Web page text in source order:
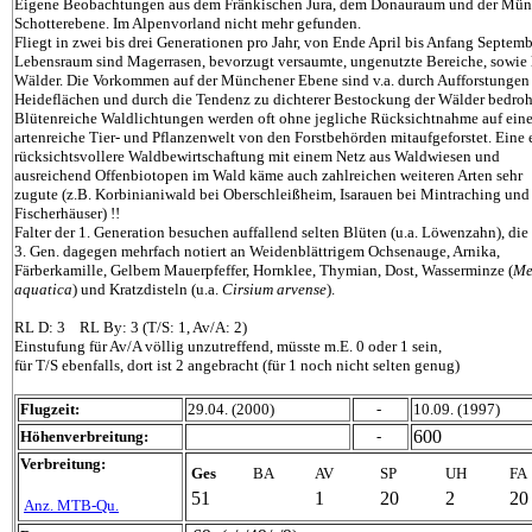
Eigene Beobachtungen aus dem Fränkischen Jura, dem Donauraum und der
Schotterebene. Im Alpenvorland nicht mehr gefunden.
Fliegt in zwei bis drei Generationen pro Jahr, von Ende April bis Anfang
Lebensraum sind Magerrasen, bevorzugt versaumte, ungenutzte Bereiche,
Wälder. Die Vorkommen auf der Münchener Ebene sind v.a. durch Aufforstungen
Heideflächen und durch die Tendenz zu dichterer Bestockung der Wälder
Blütenreiche Waldlichtungen werden oft ohne jegliche Rücksichtnahme auf eine
artenreiche Tier- und Pflanzenwelt von den Forstbehörden mitaufgeforstet. Eine
rücksichtsvollere Waldbewirtschaftung mit einem Netz aus Waldwiesen und
ausreichend Offenbiotopen im Wald käme auch zahlreichen weiteren Arten sehr
zugute (z.B. Korbinianiwald bei Oberschleißheim, Isarauen bei Mintraching und
Fischerhäuser) !!
Falter der 1. Generation besuchen auffallend selten Blüten (u.a. Löwenzahn), die
3. Gen. dagegen mehrfach notiert an Weidenblättrigem Ochsenauge, Arnika,
Färberkamille, Gelbem Mauerpfeffer, Hornklee, Thymian, Dost, Wasserminze (
aquatica) und Kratzdisteln (u.a. Cirsium arvense).
RL D: 3 RL By: 3 (T/S: 1, Av/A: 2)
Einstufung für Av/A völlig unzutreffend, müsste m.E. 0 oder 1 sein,
für T/S ebenfalls, dort ist 2 angebracht (für 1 noch nicht selten genug)
Flugzeit: 29.04. (2000) -
10.09. (1997)
Höhenverbreitung:
- 600
Verbreitung:
Anz. MTB-Qu.
Ges BA AV SP UH FA
51 1 20 2 20